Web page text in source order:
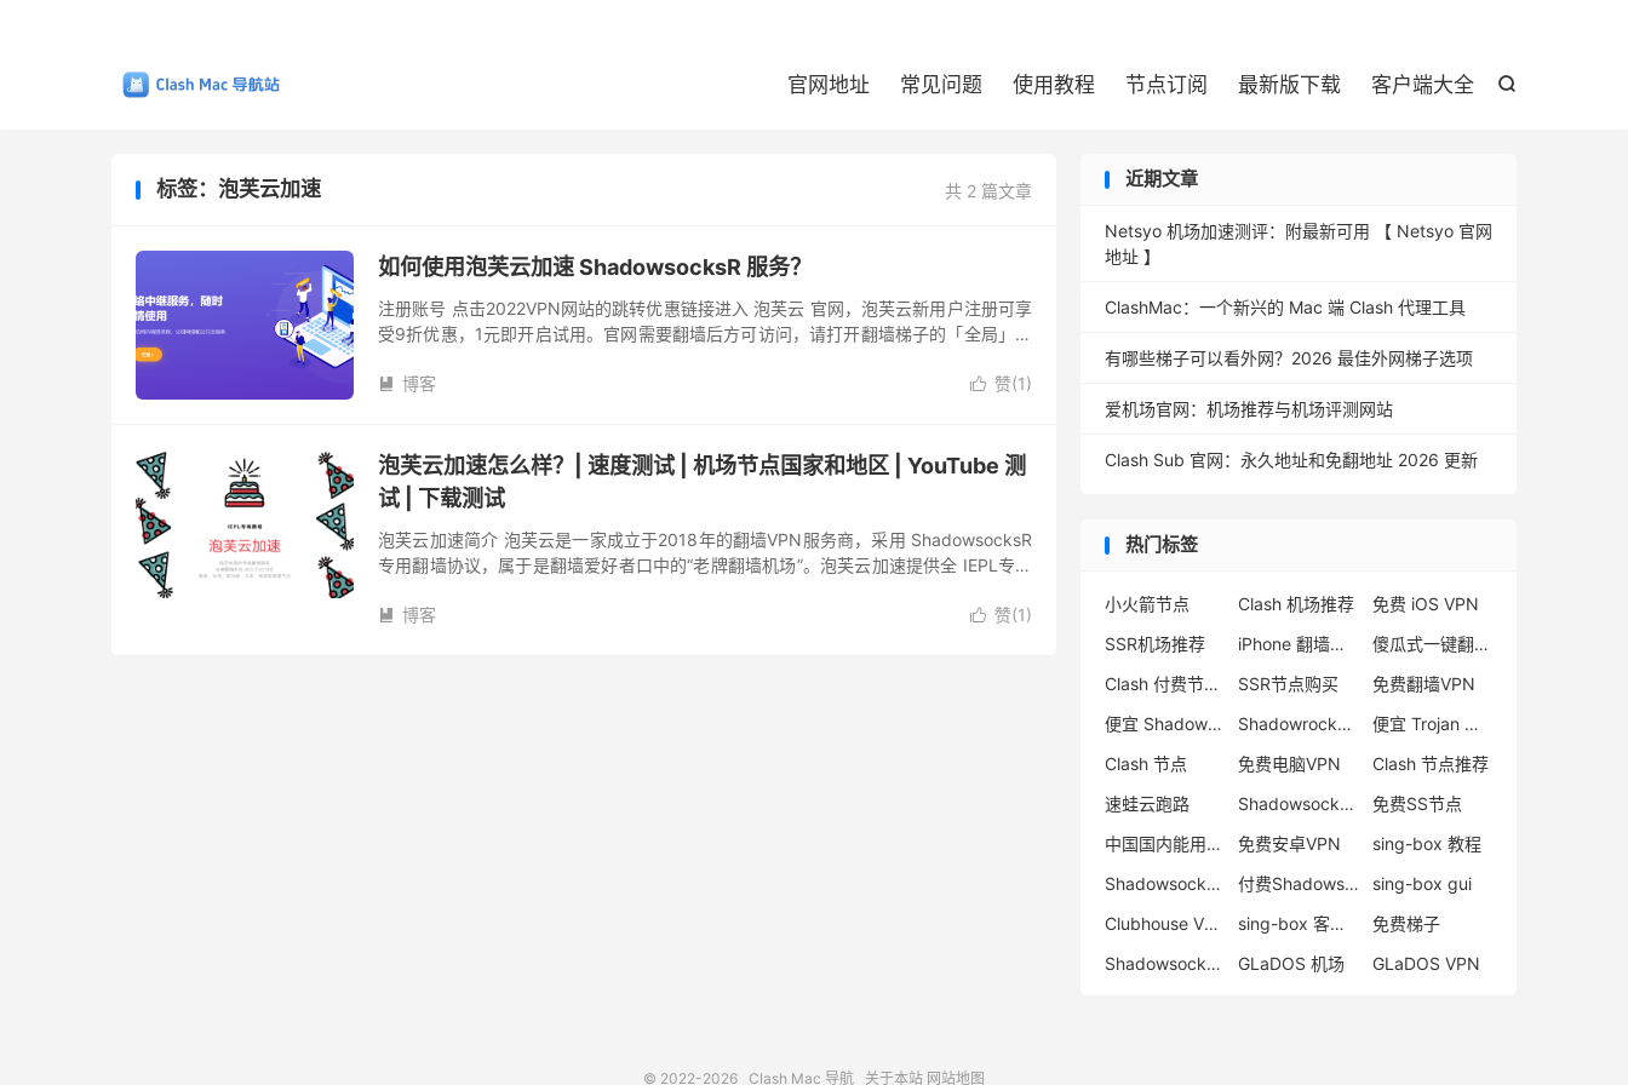

官网地址 常见问题 使用教程 节点订阅 最新版下载 客户端大全
共 2 篇文章
标签：泡芙云加速
如何使用泡芙云加速 ShadowsocksR 服务？
注册账号 点击2022VPN网站的跳转优惠链接进入 泡芙云 官网，泡芙云新用户注册可享
受9折优惠，1元即开启试用。官网需要翻墙后方可访问，请打开翻墙梯子的「全局」模
 赞(1)
 博客
泡芙云加速怎么样？| 速度测试 | 机场节点国家和地区 | YouTube 测
试 | 下载测试
泡芙云加速简介 泡芙云是一家成立于2018年的翻墙VPN服务商，采用 ShadowsocksR
专用翻墙协议，属于是翻墙爱好者口中的“老牌翻墙机场”。泡芙云加速提供全 IEPL专线
 赞(1)
 博客
近期文章
Netsyo 机场加速测评：附最新可用 【 Netsyo 官网
地址 】
ClashMac：一个新兴的 Mac 端 Clash 代理工具
有哪些梯子可以看外网？2026 最佳外网梯子选项
爱机场官网：机场推荐与机场评测网站
Clash Sub 官网：永久地址和免翻地址 2026 更新
热门标签
小火箭节点 Clash 机场推荐
免费 iOS VPN
SSR机场推荐
iPhone 翻墙代理软件
傻瓜式一键翻墙VPN客户端
Clash 付费节点购买
SSR节点购买
免费翻墙VPN
便宜 Shadowsocks 购买
Shadowrocket 地址
便宜 Trojan 购买
Clash 节点
免费电脑VPN
Clash 节点推荐
速蛙云跑路
Shadowsocks 付费节点
免费SS节点
中国国内能用的翻墙VPN推荐
免费安卓VPN
sing-box 教程
Shadowsocks 节点哪里买
付费Shadowsocks推荐
sing-box gui
Clubhouse VPN
sing-box 客户端配置
免费梯子
Shadowsocks 服务器
GLaDOS 机场 GLaDOS VPN
© 2022-2026 Clash Mac 导航 关于本站 网站地图